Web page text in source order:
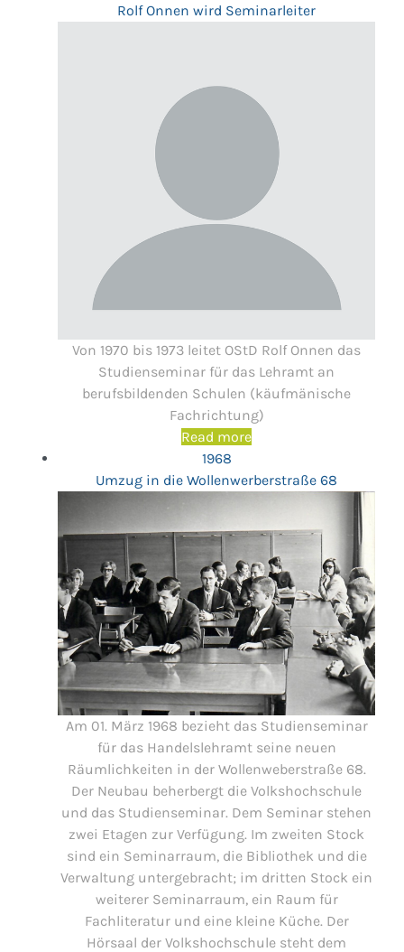
Rolf Onnen wird Seminarleiter
Von 1970 bis 1973 leitet OStD Rolf Onnen das
Studienseminar für das Lehramt an
berufsbildenden Schulen (käufmänische
Fachrichtung)
Read more
1968
Umzug in die Wollenwerberstraße 68
Am 01. März 1968 bezieht das Studienseminar
für das Handelslehramt seine neuen
Räumlichkeiten in der Wollenweberstraße 68.
Der Neubau beherbergt die Volkshochschule
und das Studienseminar. Dem Seminar stehen
zwei Etagen zur Verfügung. Im zweiten Stock
sind ein Seminarraum, die Bibliothek und die
Verwaltung untergebracht; im dritten Stock ein
weiterer Seminarraum, ein Raum für
Fachliteratur und eine kleine Küche. Der
Hörsaal der Volkshochschule steht dem